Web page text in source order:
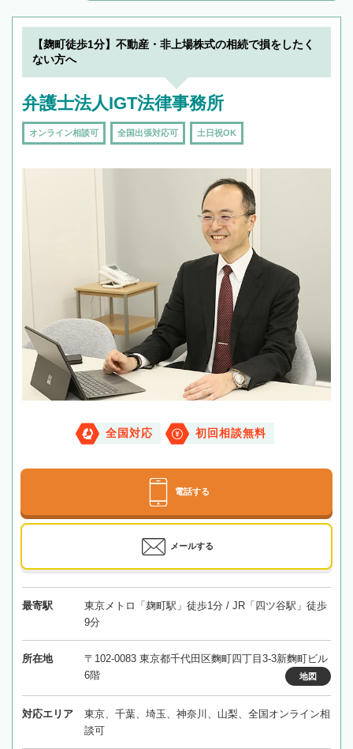
解決のみならず相続をトータルで任せることが
できます。また、相続は感情がからむ分野なの
でフィーリングも重要です。実際に電話や面談
【麹町徒歩1分】不動産・非上場株式の相続で損をしたく
ない方へ
弁護士法人IGT法律事務所
オンライン相談可 全国出張対応可 土日祝OK
全国対応 初回相談無料
電話する
メールする
最寄駅
東京メトロ「麹町駅」徒歩1分 / JR「四ツ谷駅」徒歩
9分
所在地
〒102-0083 東京都千代田区麴町四丁目3-3新麴町ビル
6階
地図
対応エリア
東京、千葉、埼玉、神奈川、山梨、全国オンライン相
談可